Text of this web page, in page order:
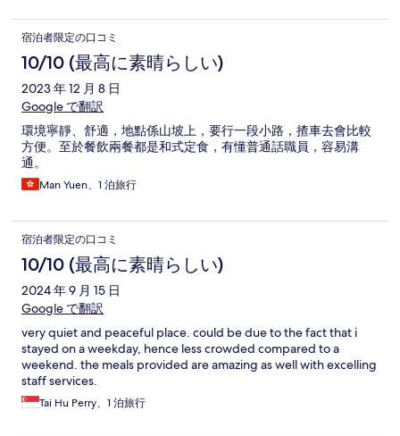
宿泊者限定の口コミ
10/10 (最高に素晴らしい)
2023 年 12 月 8 日
Google で翻訳
環境寧靜、舒適，地點係山坡上，要行一段小路，揸車去會比較
方便。至於餐飲兩餐都是和式定食，有懂普通話職員，容易溝
通。
Man Yuen、1 泊旅行
宿泊者限定の口コミ
10/10 (最高に素晴らしい)
2024 年 9 月 15 日
Google で翻訳
very quiet and peaceful place. could be due to the fact that i
stayed on a weekday, hence less crowded compared to a
weekend. the meals provided are amazing as well with excelling
staff services.
Tai Hu Perry、1 泊旅行